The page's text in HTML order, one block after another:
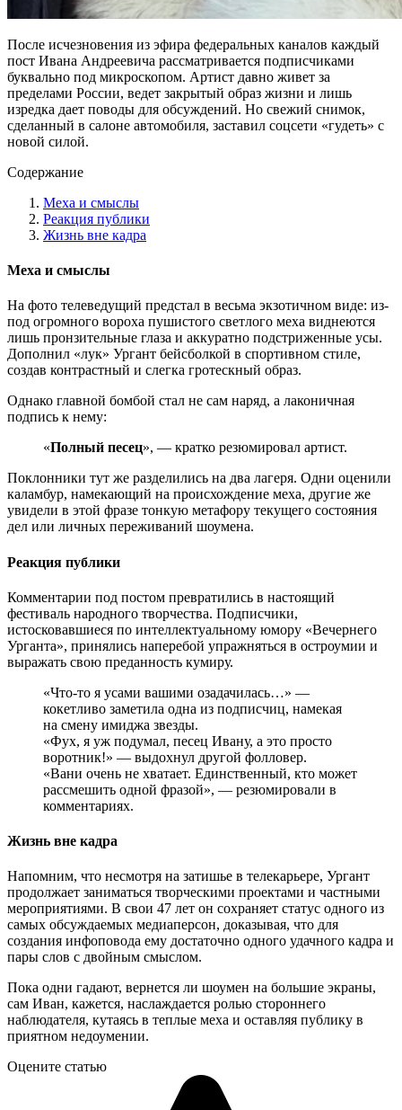
После исчезновения из эфира федеральных каналов каждый
пост Ивана Андреевича рассматривается подписчиками
буквально под микроскопом. Артист давно живет за
пределами России, ведет закрытый образ жизни и лишь
изредка дает поводы для обсуждений. Но свежий снимок,
сделанный в салоне автомобиля, заставил соцсети «гудеть» с
новой силой.
Содержание
Меха и смыслы
Реакция публики
Жизнь вне кадра
Меха и смыслы
На фото телеведущий предстал в весьма экзотичном виде: из-
под огромного вороха пушистого светлого меха виднеются
лишь пронзительные глаза и аккуратно подстриженные усы.
Дополнил «лук» Ургант бейсболкой в спортивном стиле,
создав контрастный и слегка гротескный образ.
Однако главной бомбой стал не сам наряд, а лаконичная
подпись к нему:
«Полный песец», — кратко резюмировал артист.
Поклонники тут же разделились на два лагеря. Одни оценили
каламбур, намекающий на происхождение меха, другие же
увидели в этой фразе тонкую метафору текущего состояния
дел или личных переживаний шоумена.
Реакция публики
Комментарии под постом превратились в настоящий
фестиваль народного творчества. Подписчики,
истосковавшиеся по интеллектуальному юмору «Вечернего
Урганта», принялись наперебой упражняться в остроумии и
выражать свою преданность кумиру.
«Что-то я усами вашими озадачилась…» —
кокетливо заметила одна из подписчиц, намекая
на смену имиджа звезды.
«Фух, я уж подумал, песец Ивану, а это просто
воротник!» — выдохнул другой фолловер.
«Вани очень не хватает. Единственный, кто может
рассмешить одной фразой», — резюмировали в
комментариях.
Жизнь вне кадра
Напомним, что несмотря на затишье в телекарьере, Ургант
продолжает заниматься творческими проектами и частными
мероприятиями. В свои 47 лет он сохраняет статус одного из
самых обсуждаемых медиаперсон, доказывая, что для
создания инфоповода ему достаточно одного удачного кадра и
пары слов с двойным смыслом.
Пока одни гадают, вернется ли шоумен на большие экраны,
сам Иван, кажется, наслаждается ролью стороннего
наблюдателя, кутаясь в теплые меха и оставляя публику в
приятном недоумении.
Оцените статью